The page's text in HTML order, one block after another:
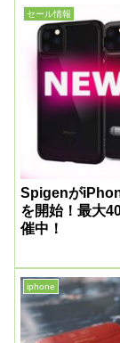
セール情報
Spigenが
を開始！最大
催中！
iphone